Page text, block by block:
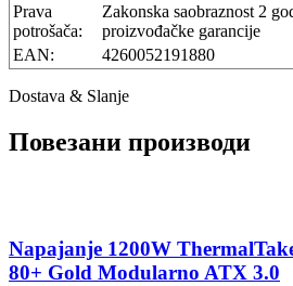
Prava
potrošača:
Zakonska saobraznost 2
proizvođačke garancije
EAN:
4260052191880
Dostava & Slanje
Повезани производи
Napajanje 1200W
80+ Gold Modularno ATX 3.0